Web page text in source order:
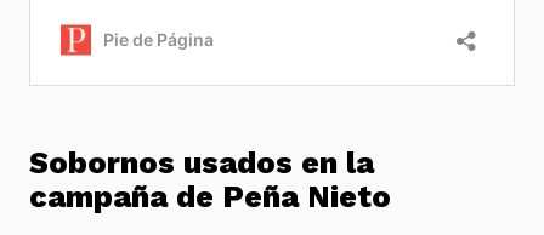
Sobornos usados en la
campaña de Peña Nieto